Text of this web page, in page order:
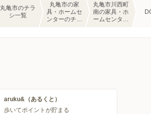
丸亀市のチラ
シ一覧
丸亀市の家
具・ホームセ
ンターのチラ
丸亀市川西町
南の家具・ホ
ームセンター
aruku&（あるくと）
歩いてポイントが貯まる